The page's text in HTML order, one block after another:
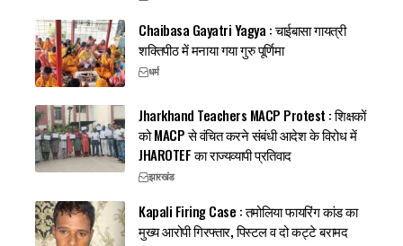
Chaibasa Gayatri Yagya : चाईबासा गायत्री
शक्तिपीठ में मनाया गया गुरु पूर्णिमा
धर्म
Jharkhand Teachers MACP Protest : शिक्षकों
को MACP से वंचित करने संबंधी आदेश के विरोध में
JHAROTEF का राज्यव्यापी प्रतिवाद
झारखंड
Kapali Firing Case : तमोलिया फायरिंग कांड का
मुख्य आरोपी गिरफ्तार, पिस्टल व दो कट्टे बरामद